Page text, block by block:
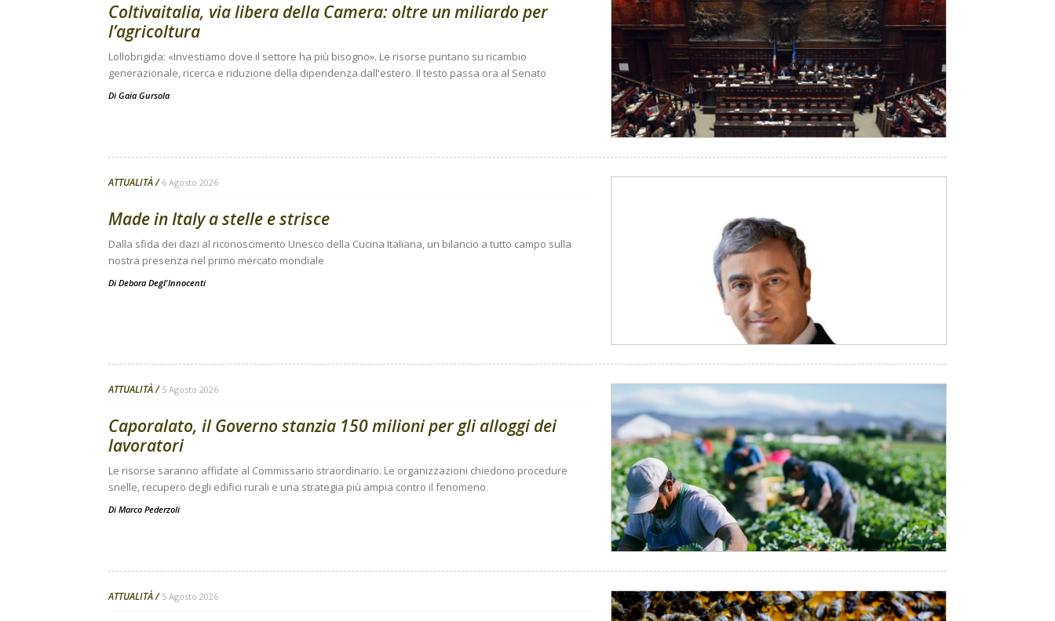
Coltivaitalia, via libera della Camera: oltre un miliardo per
l’agricoltura
Lollobrigida: «Investiamo dove il settore ha più bisogno». Le risorse puntano su ricambio
generazionale, ricerca e riduzione della dipendenza dall'estero. Il testo passa ora al Senato
Di Gaia Gursola
ATTUALITÀ 6 Agosto 2026
Made in Italy a stelle e strisce
Dalla sfida dei dazi al riconoscimento Unesco della Cucina Italiana, un bilancio a tutto campo sulla
nostra presenza nel primo mercato mondiale
Di Debora Degl'Innocenti
ATTUALITÀ 5 Agosto 2026
Caporalato, il Governo stanzia 150 milioni per gli alloggi dei
lavoratori
Le risorse saranno affidate al Commissario straordinario. Le organizzazioni chiedono procedure
snelle, recupero degli edifici rurali e una strategia più ampia contro il fenomeno
Di Marco Pederzoli
ATTUALITÀ 5 Agosto 2026